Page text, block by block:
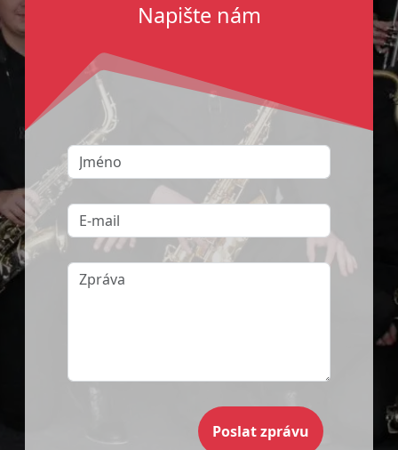
Napište nám
Poslat zprávu